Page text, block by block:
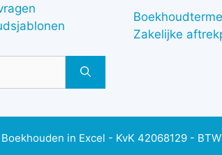
Zakelijke
in Excel - KvK 42068129 -